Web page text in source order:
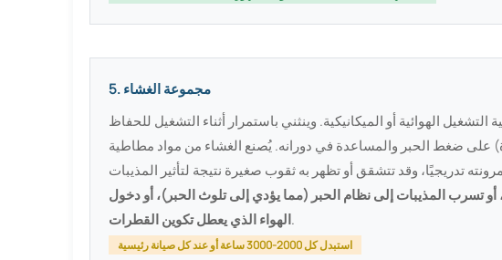
5. مجموعة الغشاء
الهوائية أو الميكانيكية. وينثني باستمرار أثناء التشغيل للحفاظ
على ضغط الحبر والمساعدة في دورانه. يُصنع الغشاء من مواد مطاطية (عادةً مطاط مطلي بمادة PTFE أو مركبات فلوروبوليمر)،
تسرب المذيبات إلى نظام الحبر (مما يؤدي إلى تلوث الحبر)، أو دخول
الهواء الذي يعطل تكوين القطرات.
استبدل كل 2000-3000 ساعة أو عند كل صيانة رئيسية